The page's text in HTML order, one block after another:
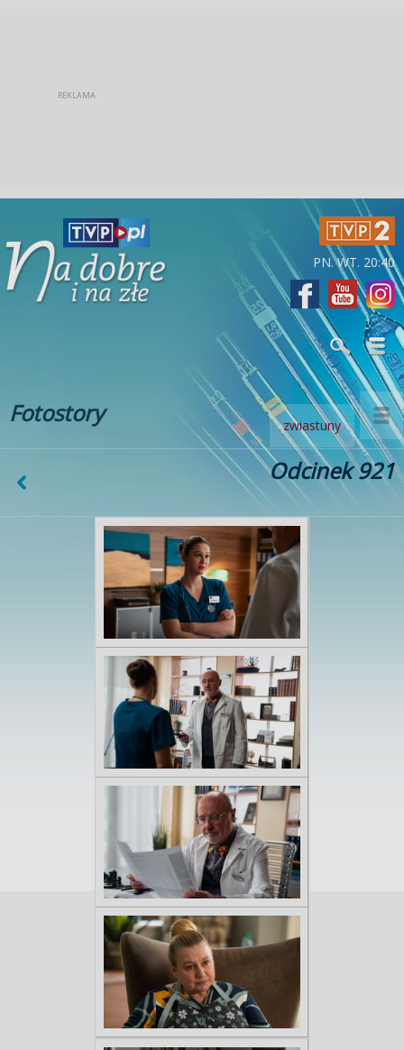
PN. WT. 20:40
Fotostory zwiastuny
Odcinek 921